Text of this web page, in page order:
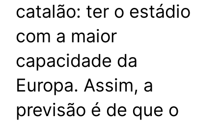
catalão: ter o estádio
com a maior
capacidade da
Europa. Assim, a
previsão é de que o